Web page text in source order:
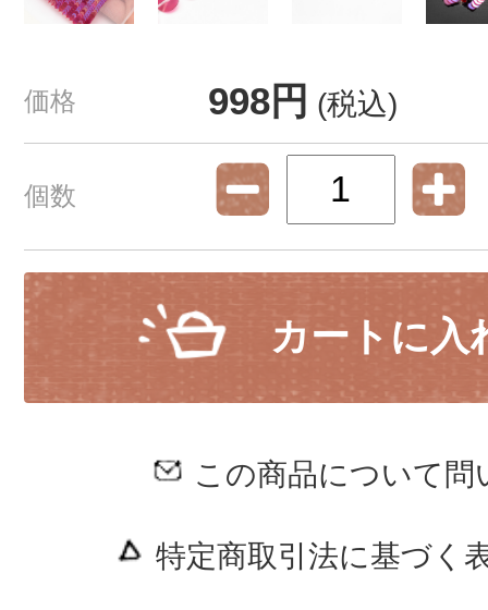
価格 998円 (税込)
個数
カートに入
この商品について問
特定商取引法に基づく